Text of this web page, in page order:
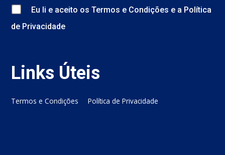
Eu li e aceito osTermos e Condições e a Política
de Privacidade
Links Úteis
Termos e Condições Política de Privacidade